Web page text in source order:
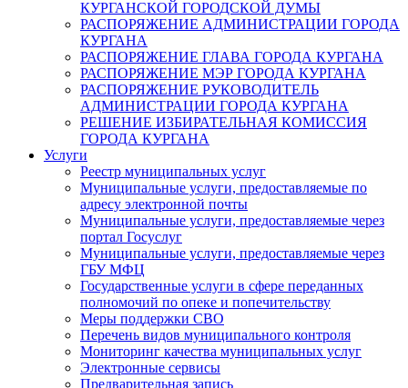
КУРГАНСКОЙ ГОРОДСКОЙ ДУМЫ
РАСПОРЯЖЕНИЕ АДМИНИСТРАЦИИ ГОРОДА
КУРГАНА
РАСПОРЯЖЕНИЕ ГЛАВА ГОРОДА КУРГАНА
РАСПОРЯЖЕНИЕ МЭР ГОРОДА КУРГАНА
РАСПОРЯЖЕНИЕ РУКОВОДИТЕЛЬ
АДМИНИСТРАЦИИ ГОРОДА КУРГАНА
РЕШЕНИЕ ИЗБИРАТЕЛЬНАЯ КОМИССИЯ
ГОРОДА КУРГАНА
Услуги
Реестр муниципальных услуг
Муниципальные услуги, предоставляемые по
адресу электронной почты
Муниципальные услуги, предоставляемые через
портал Госуслуг
Муниципальные услуги, предоставляемые через
ГБУ МФЦ
Государственные услуги в сфере переданных
полномочий по опеке и попечительству
Меры поддержки СВО
Перечень видов муниципального контроля
Мониторинг качества муниципальных услуг
Электронные сервисы
Предварительная запись